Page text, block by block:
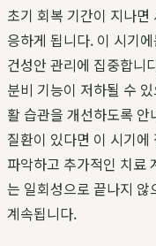
초기 회복 기간이 지나
응하게 됩니다. 이 시기
건성안 관리에 집중합니
분비 기능이 저하될 수
활 습관을 개선하도록
질환이 있다면 이 시기
파악하고 추가적인 치료
는 일회성으로 끝나지 않
계속됩니다.